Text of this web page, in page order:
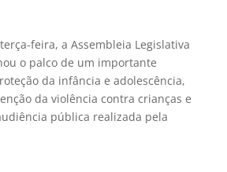
feira, a Assembleia Legislativa
o palco de um importante
da infância e adolescência,
da violência contra crianças e
pública realizada pela